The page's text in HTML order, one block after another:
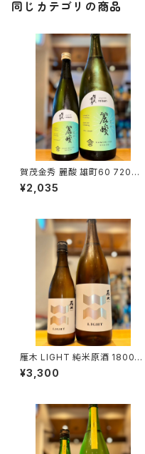
同じカテゴリの商品
賀茂金秀 麗酸 雄町60 720ml
１本（金光酒造・広島県東広島市
黒瀬町）
¥2,035
雁木 LIGHT 純米原酒 1800ml
１本（八百新酒造・山口県岩国市
今津町）
¥3,300